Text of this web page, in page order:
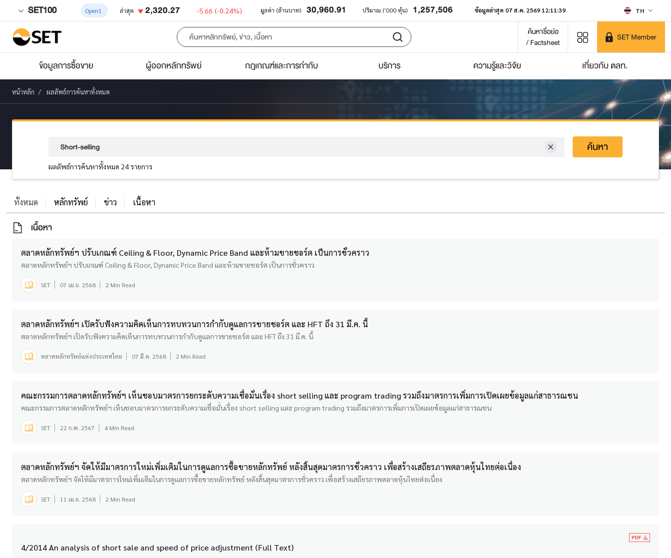
SET100 Open1 ล่าสุด 2,320.27 -5.66 (-0.24%) มูลค่า (ล้านบาท) 30,960.91 ปริมาณ ('000 หุ้น) 1,257,506 ข้อมูลล่าสุด 07 ส.ค. 2569 12:11:39 TH
ค้นหาชื่อย่อ
/ Factsheet
SET Member
ข้อมูลการซื้อขาย ผู้ออกหลักทรัพย์ กฎเกณฑ์และการกำกับ บริการ ความรู้และวิจัย เกี่ยวกับ ตลท.
หน้าหลัก ผลลัพธ์การค้นหาทั้งหมด
ค้นหา
ผลลัพธ์การค้นหาทั้งหมด 24 รายการ
ทั้งหมด หลักทรัพย์ ข่าว เนื้อหา
เนื้อหา
ตลาดหลักทรัพย์ฯ ปรับเกณฑ์ Ceiling & Floor, Dynamic Price Band และห้ามขายชอร์ต เป็นการชั่วคราว
ตลาดหลักทรัพย์ฯ ปรับเกณฑ์ Ceiling & Floor, Dynamic Price Band และห้ามขายชอร์ต เป็นการชั่วคราว
SET 07 เม.ย. 2568 2 Min Read
ตลาดหลักทรัพย์ฯ เปิดรับฟังความคิดเห็นการทบทวนการกำกับดูแลการขายชอร์ต และ HFT ถึง 31 มี.ค. นี้
ตลาดหลักทรัพย์ฯ เปิดรับฟังความคิดเห็นการทบทวนการกำกับดูแลการขายชอร์ต และ HFT ถึง 31 มี.ค. นี้
ตลาดหลักทรัพย์แห่งประเทศไทย 07 มี.ค. 2568 2 Min Read
คณะกรรมการตลาดหลักทรัพย์ฯ เห็นชอบมาตรการยกระดับความเชื่อมั่นเรื่อง short selling และ program trading รวมถึงมาตรการเพิ่มการเปิดเผยข้อมูลแก่สาธารณชน
คณะกรรมการตลาดหลักทรัพย์ฯ เห็นชอบมาตรการยกระดับความเชื่อมั่นเรื่อง short selling และ program trading รวมถึงมาตรการเพิ่มการเปิดเผยข้อมูลแก่สาธารณชน
SET 22 ก.พ. 2567 4 Min Read
ตลาดหลักทรัพย์ฯ จัดให้มีมาตรการใหม่เพิ่มเติมในการดูแลการซื้อขายหลักทรัพย์ หลังสิ้นสุดมาตรการชั่วคราว เพื่อสร้างเสถียรภาพตลาดหุ้นไทยต่อเนื่อง
ตลาดหลักทรัพย์ฯ จัดให้มีมาตรการใหม่เพิ่มเติมในการดูแลการซื้อขายหลักทรัพย์ หลังสิ้นสุดมาตรการชั่วคราว เพื่อสร้างเสถียรภาพตลาดหุ้นไทยต่อเนื่อง
SET 11 เม.ย. 2568 2 Min Read
4/2014 An analysis of short sale and speed of price adjustment (Full Text)